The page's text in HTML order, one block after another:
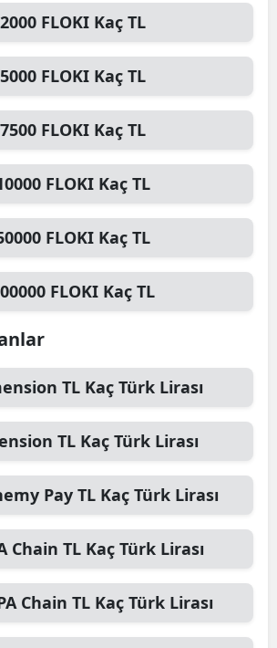
2000 FLOKI Kaç TL
5000 FLOKI Kaç TL
7500 FLOKI Kaç TL
FLOKI Kaç TL
FLOKI Kaç TL
FLOKI Kaç TL
TL Kaç Türk Lirası
TL Kaç Türk Lirası
Pay TLKaç Türk Lirası
Chain TLKaç Türk Lirası
Chain TLKaç Türk Lirası